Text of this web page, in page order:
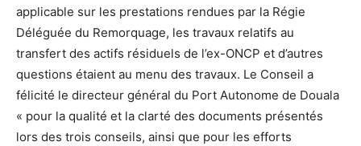
applicable sur les prestations rendues par la Régie
Déléguée du Remorquage, les travaux relatifs au
transfert des actifs résiduels de l’ex-ONCP et d’autres
questions étaient au menu des travaux. Le Conseil a
félicité le directeur général du Port Autonome de Douala
« pour la qualité et la clarté des documents présentés
lors des trois conseils, ainsi que pour les efforts